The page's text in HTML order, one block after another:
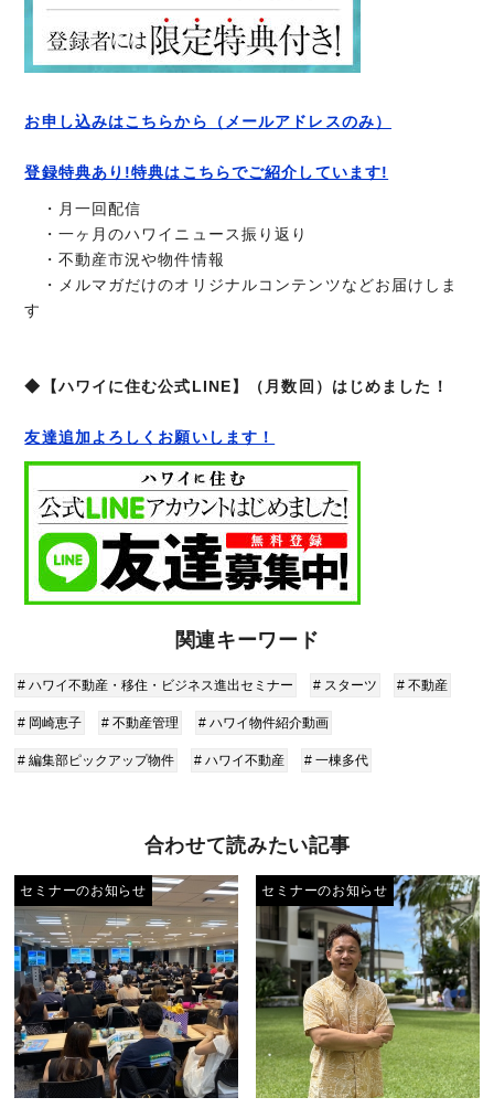
お申し込みはこちらから（メールアドレスのみ）
登録特典あり!特典はこちらでご紹介しています!
・月一回配信
・一ヶ月のハワイニュース振り返り
・不動産市況や物件情報
・メルマガだけのオリジナルコンテンツなどお届けしま
す
◆【ハワイに住む公式LINE】（月数回）はじめました！
友達追加よろしくお願いします！
関連キーワード
# ハワイ不動産・移住・ビジネス進出セミナー # スターツ # 不動産
# 岡崎恵子 # 不動産管理 # ハワイ物件紹介動画
# 編集部ピックアップ物件 # ハワイ不動産 # 一棟多代
合わせて読みたい記事
セミナーのお知らせ セミナーのお知らせ